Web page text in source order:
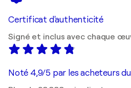
Certificat d'authenticité
Signé et inclus avec chaque
Noté 4,9/5 par les acheteurs